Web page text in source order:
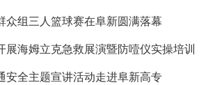
众组三人篮球赛在阜新圆满落幕
展海姆立克急救展演暨防噎仪实操培训
安全主题宣讲活动走进阜新高专